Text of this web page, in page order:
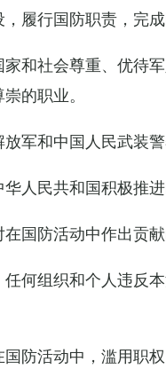
履行国防职责，完成
和社会尊重、优待
的职业。
军和中国人民武装
人民共和国积极推进
国防活动中作出贡献
何组织和个人违反
防活动中，滥用职